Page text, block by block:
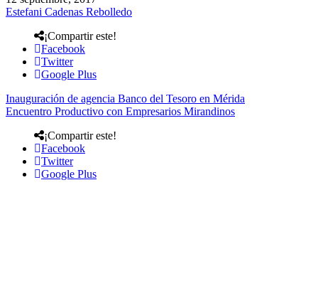
Estefani Cadenas Rebolledo
¡Compartir este!
Facebook
Twitter
Google Plus
Inauguración de agencia Banco del Tesoro en Mérida
Encuentro Productivo con Empresarios Mirandinos
¡Compartir este!
Facebook
Twitter
Google Plus